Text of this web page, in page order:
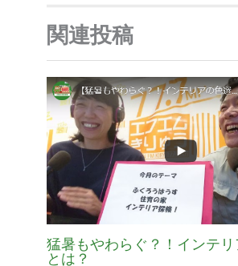
関連投稿
猛暑もやわらぐ？！インテ
とは？